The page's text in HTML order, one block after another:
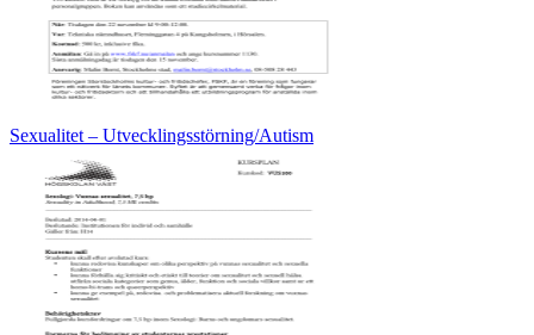
Sexualitet – Utvecklingsstörning/Autism